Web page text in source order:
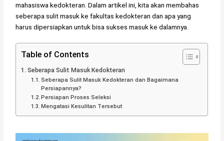
mahasiswa kedokteran. Dalam artikel ini, kita akan membahas
seberapa sulit masuk ke fakultas kedokteran dan apa yang
harus dipersiapkan untuk bisa sukses masuk ke dalamnya.
Table of Contents
Seberapa Sulit Masuk Kedokteran
Seberapa Sulit Masuk Kedokteran dan Bagaimana
Persiapannya?
Persiapan Proses Seleksi
Mengatasi Kesulitan Tersebut